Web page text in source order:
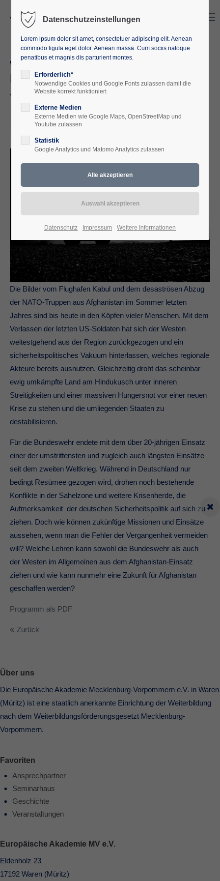
Wie weiter in Afghanistan? Die
Lehren aus dem
Afghanistaneinsatz
2022-04-12, 10:00
ORT: EUROPÄISCHE AKADEMIE M-V E. V.
Die Bilder vom Flughafen Kabul und dem desaströsen Abzug
der NATO-Truppen aus Afghanistan im Sommer letzten
Jahres sind bis heute in den Köpfen vieler Menschen. Mit dem
Verlassen der letzten US-Soldaten hat sich der Westen
weitestgehend aus der Region zurückgezogen und ein
sicherheitspolitisches Vakuum hinterlassen, welches regionale
Akteure bereits ausnutzen. Gleichzeitig droht das scheinbar
ewig umkämpfte Land am Hindukusch unter inneren
Streitigkeiten und einer massiven Hungersnot vor einer neuen
Krise zu stehen und die umliegenden Staaten zu
destabilisieren.
Für die Bundeswehr endete mit dem über 20-jährigen Einsatz
einer der umstrittensten und zugleich auch längsten Einsätze
seit dem zweiten Weltkrieg. Während in Deutschland nur
bedingt Resümee gezogen wird, drohen noch bestehende
Konflikte in der Sahelzone und weitere Krisenherde, die
Aufmerksamkeit der deutschen Sicherheitspolitik auf sich zu
ziehen. Doch wie können zukünftige Missionen und Einsätze
aussehen, wenn man die Fehler der Vergangenheit vermeiden
will? Welche Lehren kann sowohl die Bundeswehr als auch
der Westen im Allgemeinen aus dem Afghanistan-Einsatz
ziehen und wie kann nunmehr eine Zukunft für Afghanistan
geschaffen werden?
Programm als PDF
Zurück
Datenschutzeinstellungen
Lorem ipsum dolor sit amet, consectetuer adipiscing elit. Aenean
commodo ligula eget dolor. Aenean massa. Cum sociis natoque
penatibus et magnis dis parturient montes.
Erforderlich*
Notwendige Cookies und Google Fonts zulassen damit die
Website korrekt funktioniert
Externe Medien
Externe Medien wie Google Maps, OpenStreetMap und
Youtube zulassen
Statistik
Google Analytics und Matomo Analytics zulassen
Datenschutz Impressum Weitere Informationen
Über uns
Die Europäische Akademie Mecklenburg-Vorpommern e.V. in Waren
(Müritz) ist eine staatlich anerkannte Einrichtung der Weiterbildung
nach dem Weiterbildungsförderungsgesetzt Mecklenburg-
Vorpommern.
Favoriten
Ansprechpartner
Seminarhaus
Geschichte
Veranstaltungen
Europäische Akademie MV e.V.
Eldenholz 23
17192 Waren (Müritz)